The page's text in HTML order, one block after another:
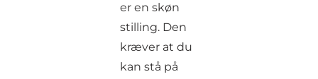
er en skøn
stilling. Den
kræver at du
kan stå på